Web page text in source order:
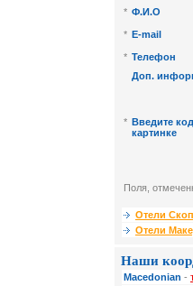
* Ф.И.О
* E-mail
* Телефон
Доп.
* Введите
картинке
Поля,
Отели
Отели
Наши
Macedonian -